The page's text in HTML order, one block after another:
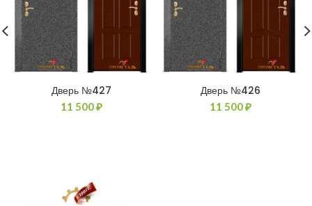
Дверь №427
11 500₽
Дверь №426
11 500₽